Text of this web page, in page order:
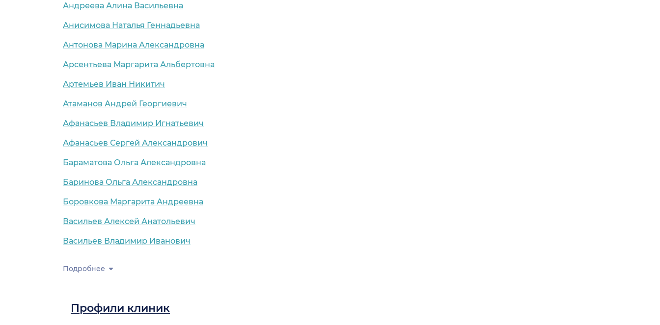
Андреева Алина Васильевна
Анисимова Наталья Геннадьевна
Антонова Марина Александровна
Арсентьева Маргарита Альбертовна
Артемьев Иван Никитич
Атаманов Андрей Георгиевич
Афанасьев Владимир Игнатьевич
Афанасьев Сергей Александрович
Бараматова Ольга Александровна
Баринова Ольга Александровна
Боровкова Маргарита Андреевна
Васильев Алексей Анатольевич
Васильев Владимир Иванович
Подробнее
Профили клиник